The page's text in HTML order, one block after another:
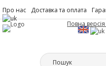
Про нас Доставка та оплата
Повна